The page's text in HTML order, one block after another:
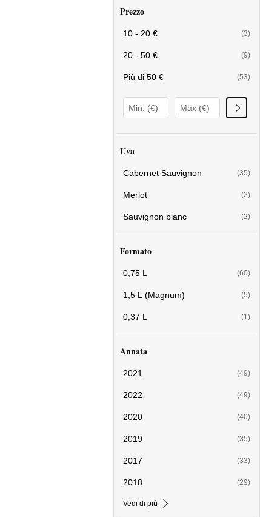
Prezzo
10 - 20 € (3)
20 - 50 € (9)
Più di 50 € (53)
Uva
Cabernet Sauvignon (35)
Merlot (2)
Sauvignon blanc (2)
Formato
0,75 L (60)
1,5 L (Magnum) (5)
0,37 L (1)
Annata
2021 (49)
2022 (49)
2020 (40)
2019 (35)
2017 (33)
2018 (29)
Vedi di più